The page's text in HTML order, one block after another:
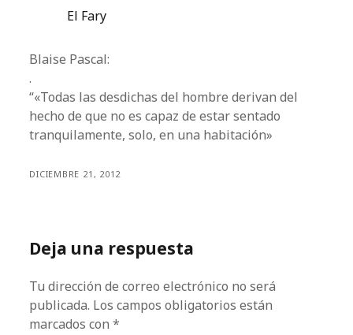
El Fary
Blaise Pascal:
.
“«Todas las desdichas del hombre derivan del
hecho de que no es capaz de estar sentado
tranquilamente, solo, en una habitación»
DICIEMBRE 21, 2012
Deja una respuesta
Tu dirección de correo electrónico no será
publicada. Los campos obligatorios están
marcados con*